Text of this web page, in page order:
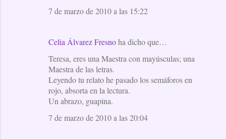
7 de marzo de 2010 a las 15:22
Celia Álvarez Fresnoha dicho que…
Teresa, eres una Maestra con mayúsculas; una
Maestra de las letras.
Leyendo tu relato he pasado los semáforos en
rojo, absorta en la lectura.
Un abrazo, guapina.
7 de marzo de 2010 a las 20:04